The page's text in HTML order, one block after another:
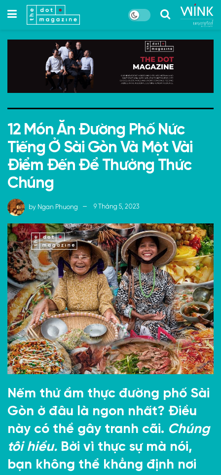
12 Món Ăn Đường Phố Nức
Tiếng Ở Sài Gòn Và Một Vài
Điểm Đến Để Thưởng Thức
Chúng
by Ngan Phuong 9 Tháng 5, 2023
Nếm thử ẩm thực đường phố Sài
Gòn ở đâu là ngon nhất? Điều
này có thể gây tranh cãi. Chúng
tôi hiểu. Bởi vì thực sự mà nói,
bạn không thể khẳng định nơi